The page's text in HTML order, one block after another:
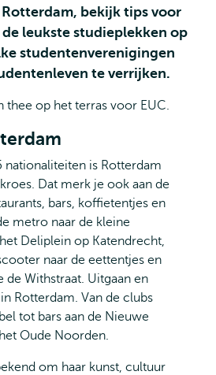
bekijk tips voor
de leukste studieplekken op
studentenverenigingen
te verrijken.
nationaliteiten is Rotterdam
Dat merk je ook aan de
bars, koffietentjes en
metro naar de kleine
Deliplein op Katendrecht,
naar de eettentjes en
de Withstraat. Uitgaan en
Rotterdam. Van de clubs
tot bars aan de Nieuwe
Oude Noorden.
om haar kunst, cultuur